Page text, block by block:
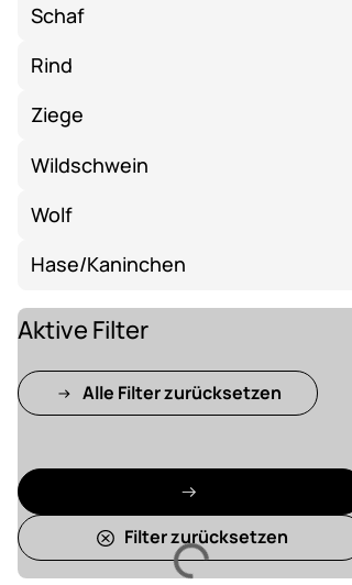
Schaf
Rind
Ziege
Wildschwein
Wolf
Hase/Kaninchen
Lädt
Aktive Filter
Alle Filter zurücksetzen
Filter zurücksetzen